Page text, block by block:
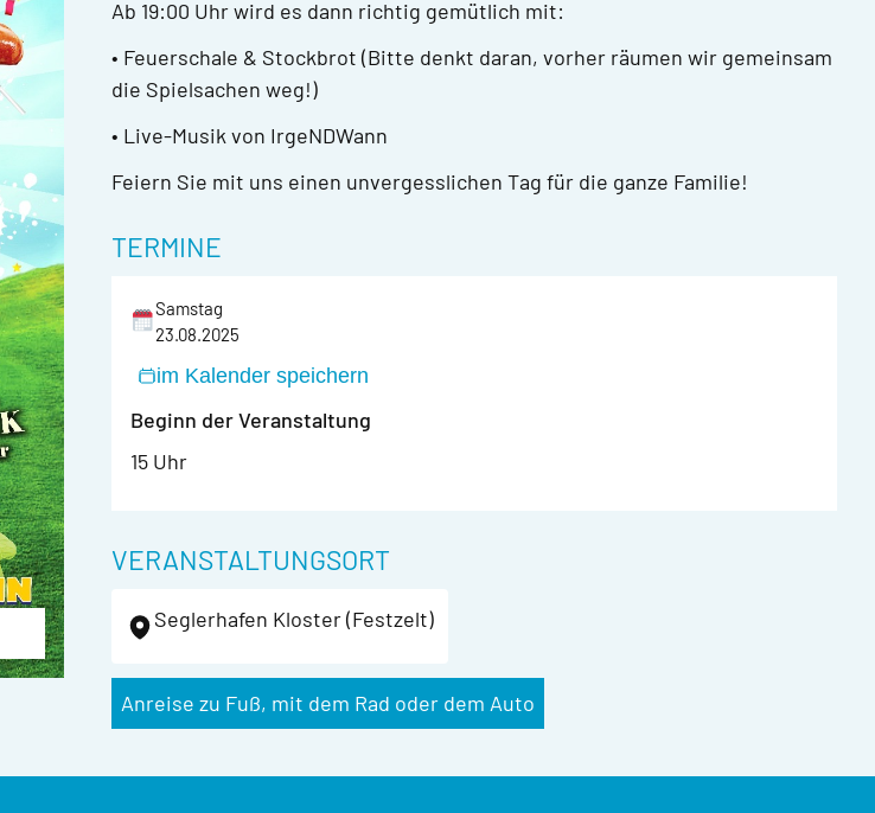
Ab 19:00 Uhr wird es dann richtig gemütlich mit:
• Feuerschale & Stockbrot (Bitte denkt daran, vorher räumen wir gemeinsam
die Spielsachen weg!)
• Live-Musik von IrgeNDWann
Feiern Sie mit uns einen unvergesslichen Tag für die ganze Familie!
TERMINE
Samstag
23.08.2025
im Kalender speichern
Beginn der Veranstaltung
15 Uhr
VERANSTALTUNGSORT
Seglerhafen Kloster (Festzelt)
Anreise zu Fuß, mit dem Rad oder dem Auto